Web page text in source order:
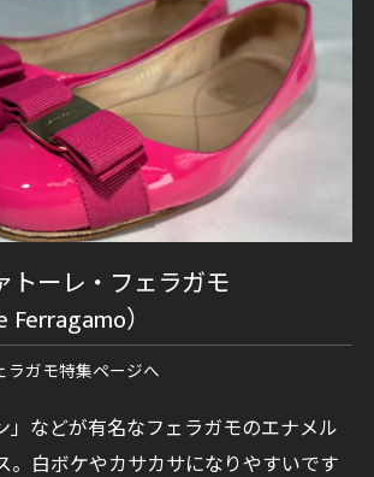
ーレ・フェラガモ
Ferragamo）
ラガモ特集ページへ
」などが有名なフェラガモのエナメル
。白ボケやカサカサになりやすいです